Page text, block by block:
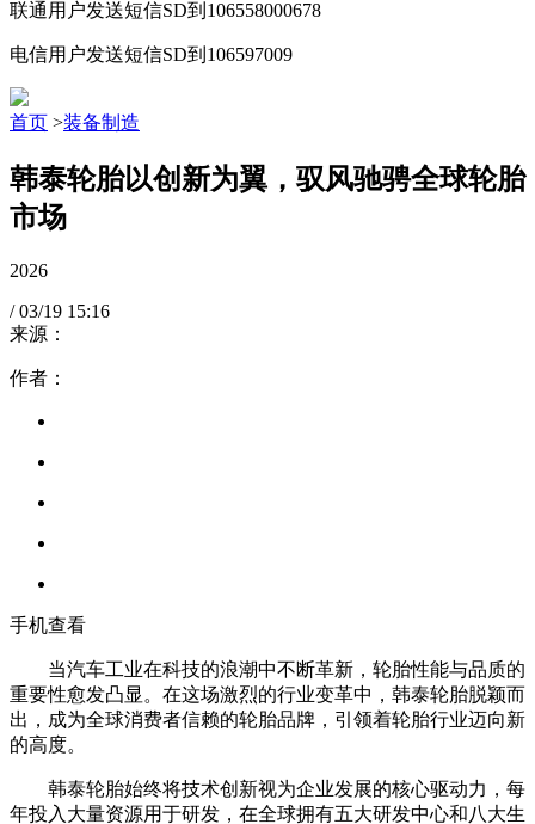
联通用户发送短信SD到106558000678
电信用户发送短信SD到106597009
首页 >装备制造
韩泰轮胎以创新为翼，驭风驰骋全球轮胎
市场
2026
/ 03/19 15:16
来源：
作者：
手机查看
当汽车工业在科技的浪潮中不断革新，轮胎性能与品质的
重要性愈发凸显。在这场激烈的行业变革中，韩泰轮胎脱颖而
出，成为全球消费者信赖的轮胎品牌，引领着轮胎行业迈向新
的高度。
韩泰轮胎始终将技术创新视为企业发展的核心驱动力，每
年投入大量资源用于研发，在全球拥有五大研发中心和八大生